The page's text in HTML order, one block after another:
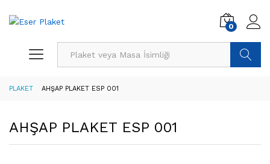
0
PLAKET AHŞAP PLAKET ESP 001
AHŞAP PLAKET ESP 001